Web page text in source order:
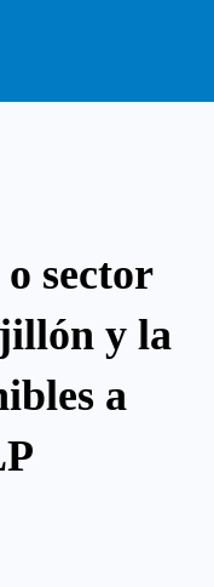
sector
y la
a